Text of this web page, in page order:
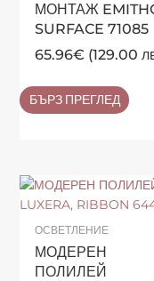
МОНТАЖ
SURFACE 71085
65.96€ (129.00
БЪРЗ ПРЕГЛЕД
ОСВЕТЛЕНИЕ
МОДЕРЕН
ПОЛИЛЕЙ